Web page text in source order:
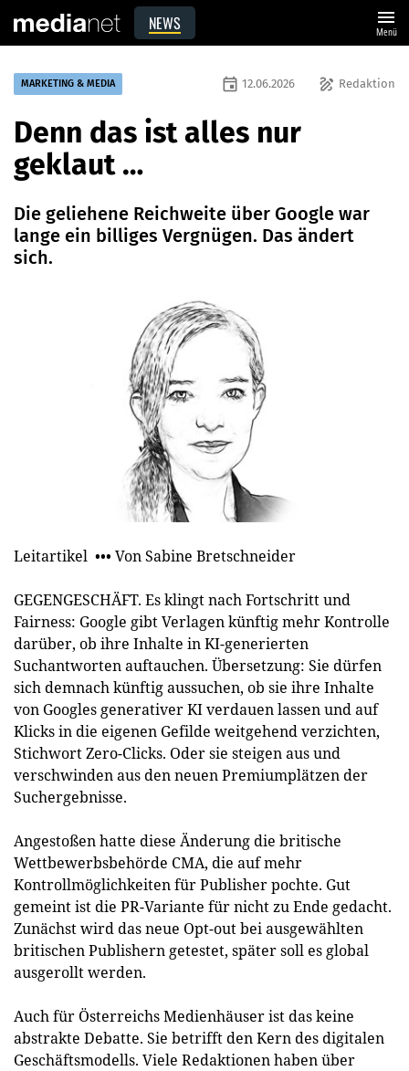
NEWS menu
Menü
MARKETING & MEDIA draw Redaktion
event 12.06.2026
Denn das ist alles nur
geklaut …
Die geliehene Reichweite über Google war
lange ein billiges Vergnügen. Das ändert
sich.
Leitartikel ••• Von Sabine Bretschneider
GEGENGESCHÄFT. Es klingt nach Fortschritt und
Fairness: Google gibt Verlagen künftig mehr Kontrolle
darüber, ob ihre Inhalte in KI-generierten
Suchantworten auftauchen. Übersetzung: Sie dürfen
sich demnach künftig aussuchen, ob sie ihre Inhalte
von Googles generativer KI verdauen lassen und auf
Klicks in die eigenen Gefilde weitgehend verzichten,
Stichwort Zero-Clicks. Oder sie steigen aus und
verschwinden aus den neuen Premiumplätzen der
Suchergebnisse.
Angestoßen hatte diese Änderung die britische
Wettbewerbsbehörde CMA, die auf mehr
Kontrollmöglichkeiten für Publisher pochte. Gut
gemeint ist die PR-Variante für nicht zu Ende gedacht.
Zunächst wird das neue Opt-out bei ausgewählten
britischen Publishern getestet, später soll es global
ausgerollt werden.
Auch für Österreichs Medienhäuser ist das keine
abstrakte Debatte. Sie betrifft den Kern des digitalen
Geschäftsmodells. Viele Redaktionen haben über